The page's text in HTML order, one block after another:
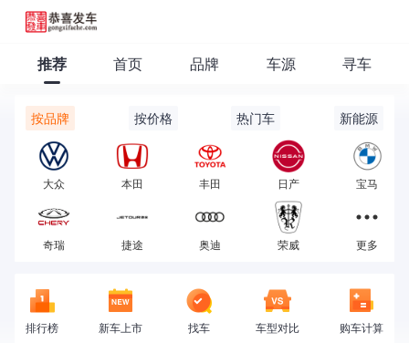
推荐 首页 品牌 车源 寻车
按品牌 按价格 热门车 新能源
大众 本田 丰田 日产 宝马
奇瑞 捷途 奥迪 荣威 更多
排行榜 新车上市 找车 车型对比 购车计算